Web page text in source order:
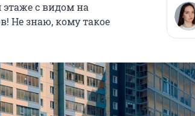
с видом на
Не знаю, кому такое